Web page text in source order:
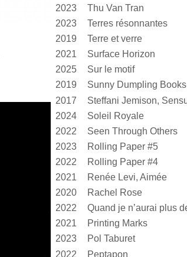
2023
Thu Van Tran
2023
Terres résonnantes
2019
Terre et verre
2021
Surface Horizon
2025
Sur le motif
2019
Sunny Dumpling Books
2017
2024 Soleil Royale
2022
Seen Through Others
2023
Rolling Paper #5
2022
Rolling Paper #4
2021
Renée Levi, Aimée
2020
Rachel Rose
2022
2021
Printing Marks
2023 Pol Taburet
2022
Peptapon